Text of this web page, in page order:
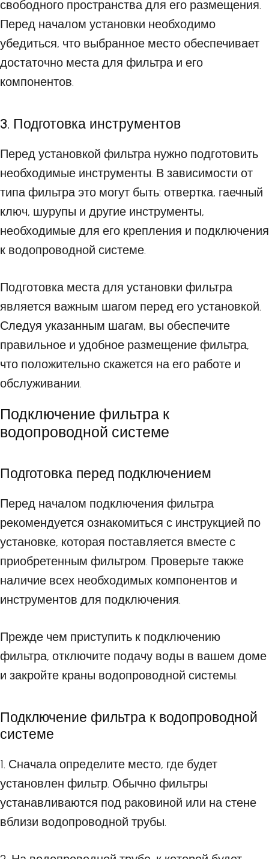
свободного пространства для его размещения.
Перед началом установки необходимо
убедиться, что выбранное место обеспечивает
достаточно места для фильтра и его
компонентов.
3. Подготовка инструментов
Перед установкой фильтра нужно подготовить
необходимые инструменты. В зависимости от
типа фильтра это могут быть: отвертка, гаечный
ключ, шурупы и другие инструменты,
необходимые для его крепления и подключения
к водопроводной системе.
Подготовка места для установки фильтра
является важным шагом перед его установкой.
Следуя указанным шагам, вы обеспечите
правильное и удобное размещение фильтра,
что положительно скажется на его работе и
обслуживании.
Подключение фильтра к
водопроводной системе
Подготовка перед подключением
Перед началом подключения фильтра
рекомендуется ознакомиться с инструкцией по
установке, которая поставляется вместе с
приобретенным фильтром. Проверьте также
наличие всех необходимых компонентов и
инструментов для подключения.
Прежде чем приступить к подключению
фильтра, отключите подачу воды в вашем доме
и закройте краны водопроводной системы.
Подключение фильтра к водопроводной
системе
1. Сначала определите место, где будет
установлен фильтр. Обычно фильтры
устанавливаются под раковиной или на стене
вблизи водопроводной трубы.